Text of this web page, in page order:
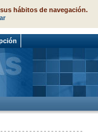
hábitos de navegación.